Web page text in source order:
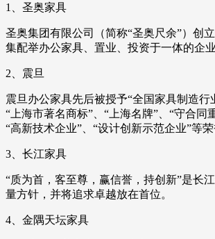
1、圣奥家具
圣奥集团有限公司（简称“圣奥尺余”）创
集配举办公家具、置业、投资于一体的企业
2、震旦
震旦办公家具先后被授予“全国家具制造行
“上海市著名商标”、“上海名牌”、“守合同
“高新技术企业”、“设计创新示范企业”等荣
3、长江家具
“质为首，客至尊，赢信誉，持创新”是长
量方针，并将追求卓越放在首位。
4、金隅天坛家具